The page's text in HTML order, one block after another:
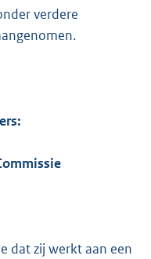
verdere
dat zij werkt aan een